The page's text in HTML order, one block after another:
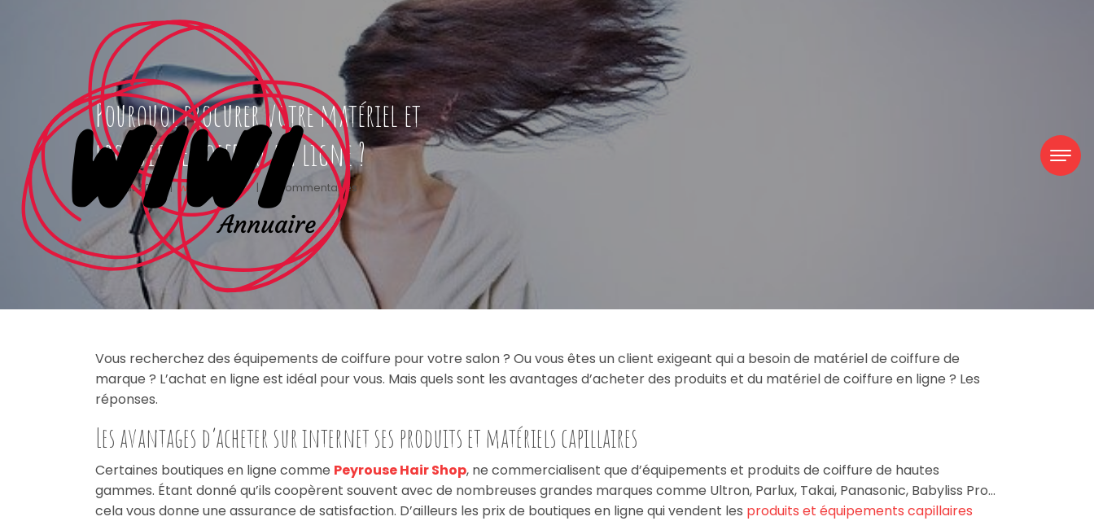
Pourquoi procurer votre matériel et
produit de coiffure en ligne ?
28 août 2020 | wiwiannuaire | 0 Commentaires
Vous recherchez des équipements de coiffure pour votre salon ? Ou vous êtes un client exigeant qui a besoin de matériel de coiffure de
marque ? L’achat en ligne est idéal pour vous. Mais quels sont les avantages d’acheter des produits et du matériel de coiffure en ligne ? Les
réponses.
Les avantages d’acheter sur internet ses produits et matériels capillaires
Certaines boutiques en ligne comme Peyrouse Hair Shop, ne commercialisent que d’équipements et produits de coiffure de hautes
gammes. Étant donné qu’ils coopèrent souvent avec de nombreuses grandes marques comme Ultron, Parlux, Takai, Panasonic, Babyliss Pro…
cela vous donne une assurance de satisfaction. D’ailleurs les prix de boutiques en ligne qui vendent les produits et équipements capillaires